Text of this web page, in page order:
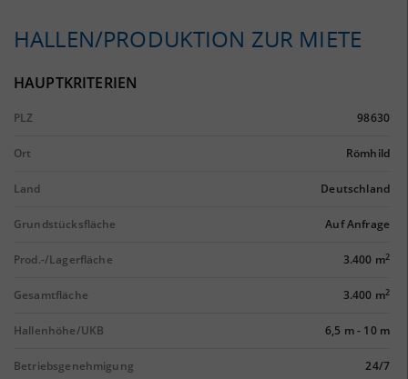
HALLEN/PRODUKTION ZUR MIETE
HAUPTKRITERIEN
PLZ 98630
Ort Römhild
Land Deutschland
Grundstücksfläche Auf Anfrage
Prod.-/Lagerfläche 3.400 m2
Gesamtfläche 3.400 m2
Hallenhöhe/UKB 6,5 m- 10 m
Betriebsgenehmigung 24/7